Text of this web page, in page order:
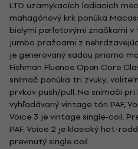
LTD uzamykacích ladiacich
mahagónový krk ponúka
bielymi perleťovými značkami
jumbo pražcami z
je generovaný sadou priamo
Fishman Fluence Open Core
snímač ponúka tri zvuky,
prvkov push/pull. Na snímači pri
vyhľadávaný vintage tón PAF,
Voice 3 je vintage single-coil.
PAF, Voice 2 je klasický hot-
previnutý single coil.